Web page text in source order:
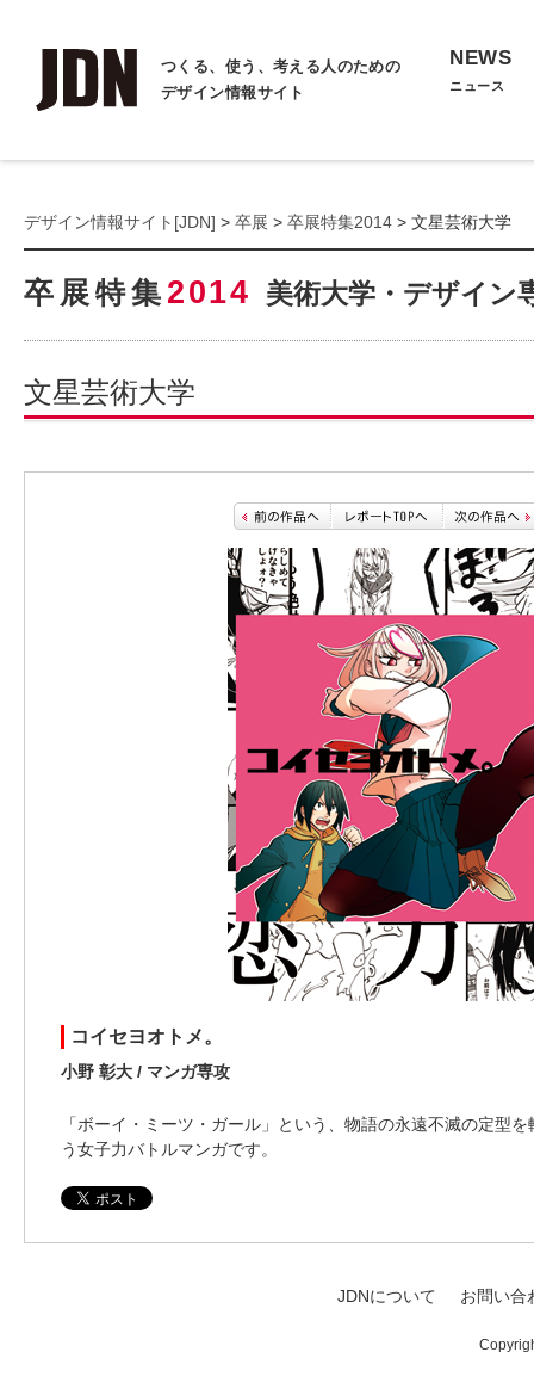
つくる、使う、考える人のための
デザイン情報サイト
NEWS
ニュース
デザイン情報サイト[JDN] > 卒展 > 卒展特集2014 > 文星芸術大学
卒展特集 2014 美術大学・デザイン
文星芸術大学
コイセヨオトメ。
小野 彰大 / マンガ専攻
「ボーイ・ミーツ・ガール」という、物語の永遠不滅の定型
う女子力バトルマンガです。
JDNについて お問い合